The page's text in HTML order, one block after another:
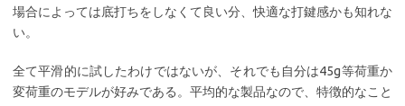
場合によっては底打ちをしなくて良い分、快適な打鍵感かも知れな
い。
全て平滑的に試したわけではないが、それでも自分は45g等荷重か
変荷重のモデルが好みである。平均的な製品なので、特徴的なこと